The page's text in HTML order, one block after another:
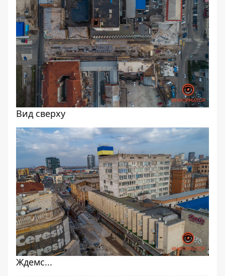
Вид сверху
Ждемс...